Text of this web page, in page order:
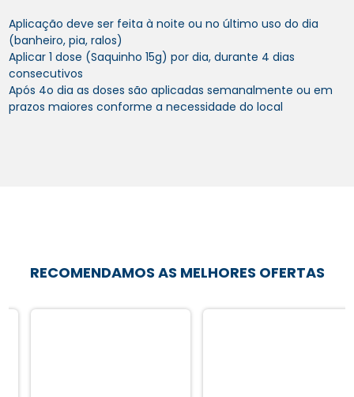
Aplicação deve ser feita à noite ou no último uso do dia
(banheiro, pia, ralos)
Aplicar 1 dose (Saquinho 15g) por dia, durante 4 dias
consecutivos
Após 4o dia as doses são aplicadas semanalmente ou em
prazos maiores conforme a necessidade do local
RECOMENDAMOS AS MELHORES OFERTAS